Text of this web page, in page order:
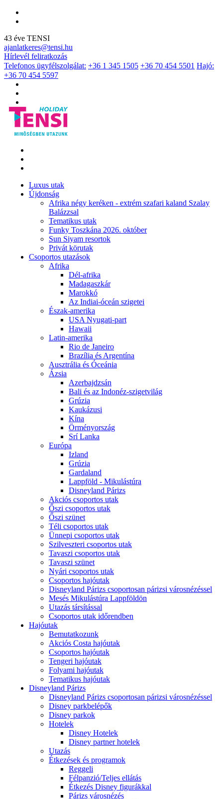
43 éve TENSI
ajanlatkeres@tensi.hu
Hírlevél feliratkozás
Telefonos ügyfélszolgálat: +36 1 345 1505 +36 70 454 5501 Hajó:
+36 70 454 5597
Luxus utak
Újdonság
Afrika négy keréken - extrém szafari kaland Szalay
Balázzsal
Tematikus utak
Funky Toszkána 2026. október
Sun Siyam resortok
Privát körutak
Csoportos utazások
Afrika
Dél-afrika
Madagaszkár
Marokkó
Az Indiai-óceán szigetei
Észak-amerika
USA Nyugati-part
Hawaii
Latin-amerika
Rio de Janeiro
Brazília és Argentína
Ausztrália és Óceánia
Ázsia
Azerbajdzsán
Bali és az Indonéz-szigetvilág
Grúzia
Kaukázusi
Kína
Örményország
Srí Lanka
Európa
Izland
Grúzia
Gardaland
Lappföld - Mikulástúra
Disneyland Párizs
Akciós csoportos utak
Őszi csoportos utak
Őszi szünet
Téli csoportos utak
Ünnepi csoportos utak
Szilveszteri csoportos utak
Tavaszi csoportos utak
Tavaszi szünet
Nyári csoportos utak
Csoportos hajóutak
Disneyland Párizs csoportosan párizsi városnézéssel
Mesés Mikulástúra Lappföldön
Utazás társítással
Csoportos utak időrendben
Hajóutak
Bemutatkozunk
Akciós Costa hajóutak
Csoportos hajóutak
Tengeri hajóutak
Folyami hajóutak
Tematikus hajóutak
Disneyland Párizs
Disneyland Párizs csoportosan párizsi városnézéssel
Disney parkbelépők
Disney parkok
Hotelek
Disney Hotelek
Disney partner hotelek
Utazás
Étkezések és programok
Reggeli
Félpanzió/Teljes ellátás
Étkezés Disney figurákkal
Párizs városnézés